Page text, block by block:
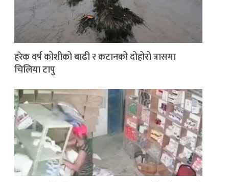
हरेक वर्ष कोशीको बाढी र कटानको दोहोरो त्रासमा
चिलिया टापु